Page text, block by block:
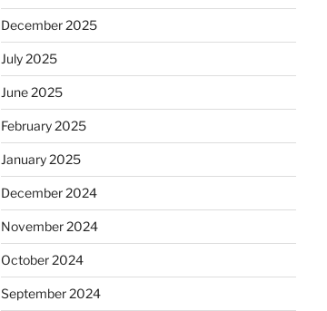
December 2025
July 2025
June 2025
February 2025
January 2025
December 2024
November 2024
October 2024
September 2024